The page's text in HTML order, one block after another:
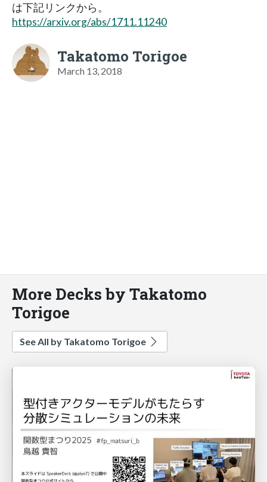
は下記リンクから。
https://arxiv.org/abs/1711.11240
Takatomo Torigoe
March 13, 2018
More Decks by Takatomo
Torigoe
See All by Takatomo Torigoe